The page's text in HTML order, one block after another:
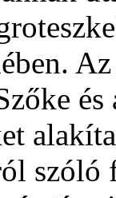
szóló